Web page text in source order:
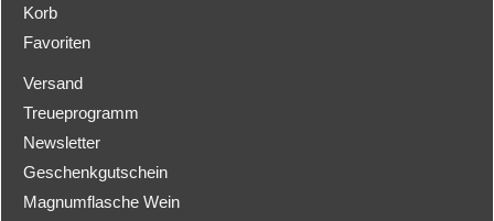
Korb
Favoriten
Versand
Treueprogramm
Newsletter
Geschenkgutschein
Magnumflasche Wein